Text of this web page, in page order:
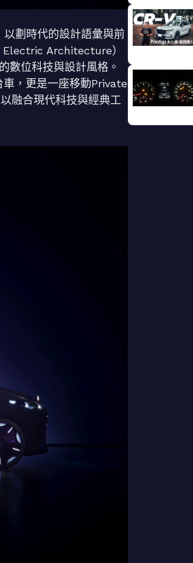
劃時代的設計語彙與前
Electric Architecture）
數位科技與設計風格。
，更是一座移動Private
融合現代科技與經典工